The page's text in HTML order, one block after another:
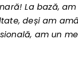
La bază,
deși am
am un